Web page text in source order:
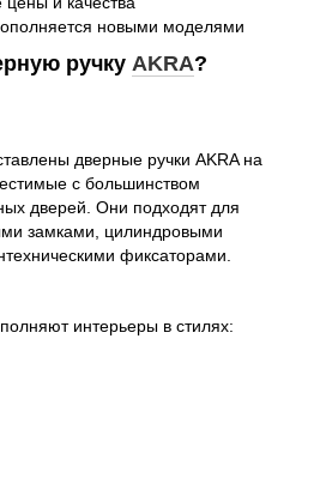
новыми моделями
ручку AKRA?
дверные ручки AKRA на
с большинством
дверей. Они подходят для
замками, цилиндровыми
фиксаторами.
интерьеры в стилях: